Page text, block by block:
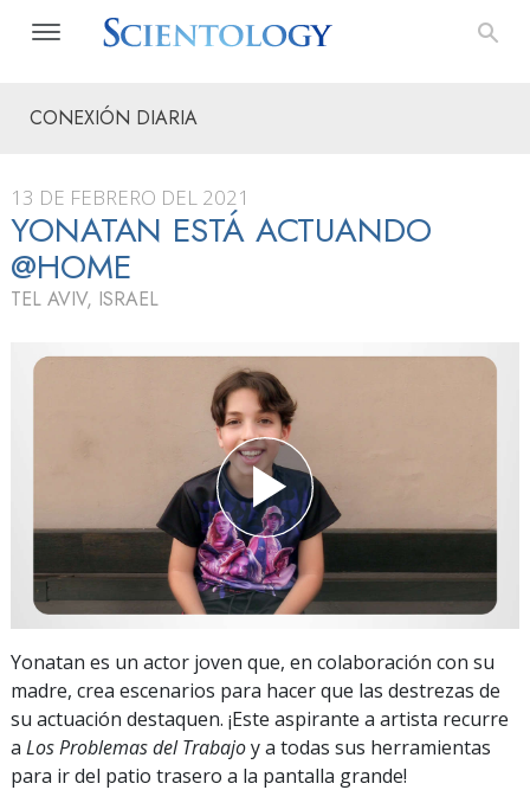
CONEXIÓN DIARIA
13 DE FEBRERO DEL 2021
YONATAN ESTÁ ACTUANDO
@HOME
TEL AVIV, ISRAEL
Yonatan es un actor joven que, en colaboración con su
madre, crea escenarios para hacer que las destrezas de
su actuación destaquen. ¡Este aspirante a artista recurre
a Los Problemas del Trabajoy a todas sus herramientas
para ir del patio trasero a la pantalla grande!